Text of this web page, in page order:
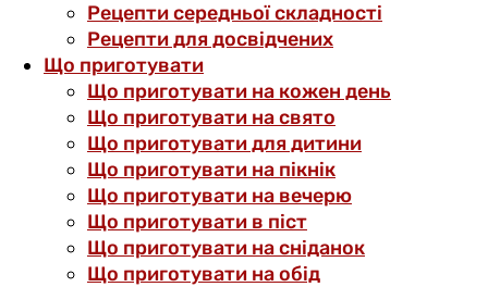
Рецепти середньої складності
Рецепти для досвідчених
Що приготувати
Що приготувати на кожен день
Що приготувати на свято
Що приготувати для дитини
Що приготувати на пікнік
Що приготувати на вечерю
Що приготувати в піст
Що приготувати на сніданок
Що приготувати на обід